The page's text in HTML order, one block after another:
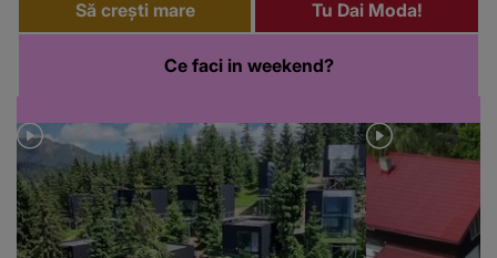
VIDEOCe faci în weekend, cu
VIDEOCe